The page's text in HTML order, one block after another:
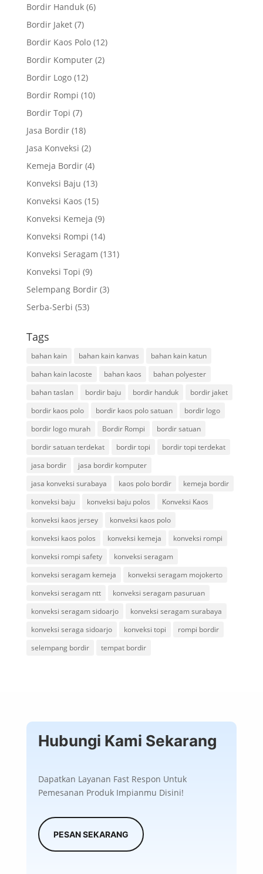
Bordir Handuk(6)
Bordir Jaket(7)
Bordir Kaos Polo(12)
Bordir Komputer(2)
Bordir Logo(12)
Bordir Rompi (10)
Bordir Topi (7)
Jasa Bordir(18)
Jasa Konveksi (2)
Kemeja Bordir(4)
Konveksi Baju (13)
Konveksi Kaos (15)
Konveksi Kemeja (9)
Konveksi Rompi (14)
Konveksi Seragam (131)
Konveksi Topi (9)
Selempang Bordir(3)
Serba-Serbi (53)
Tags
bahan kain bahan kain kanvas
bahan kain katun
bahan kain lacoste
bahan kaos
bahan polyester
bahan taslan
bordir baju bordir handuk
bordir jaket
bordir kaos polo
bordir kaos polo satuan
bordir logo
bordir logo murah
Bordir Rompi
bordir satuan
bordir satuan terdekat
bordir topi
bordir topi terdekat
jasa bordir
jasa bordir komputer
jasa konveksi surabaya
kaos polo bordir
kemeja bordir
konveksi baju
konveksi baju polos
Konveksi Kaos
konveksi kaos jersey
konveksi kaos polo
konveksi kaos polos
konveksi kemeja
konveksi rompi
konveksi rompi safety
konveksi seragam
konveksi seragam kemeja
konveksi seragam mojokerto
konveksi seragam ntt
konveksi seragam pasuruan
konveksi seragam sidoarjo
konveksi seragam surabaya
konveksi seraga sidoarjo
konveksi topi
rompi bordir
selempang bordir
tempat bordir
Hubungi Kami Sekarang
Dapatkan Layanan Fast Respon Untuk
Pemesanan Produk Impianmu Disini!
PESAN SEKARANG